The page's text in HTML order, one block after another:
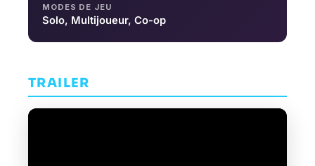
MODES DE JEU
Solo, Multijoueur, Co-op
TRAILER